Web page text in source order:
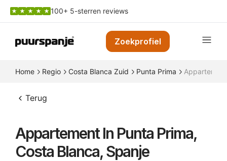
100+ 5-sterren reviews
Zoekprofiel
Home Regio Costa Blanca Zuid Punta Prima
Terug
Appartement In Punta Prima,
Costa Blanca, Spanje